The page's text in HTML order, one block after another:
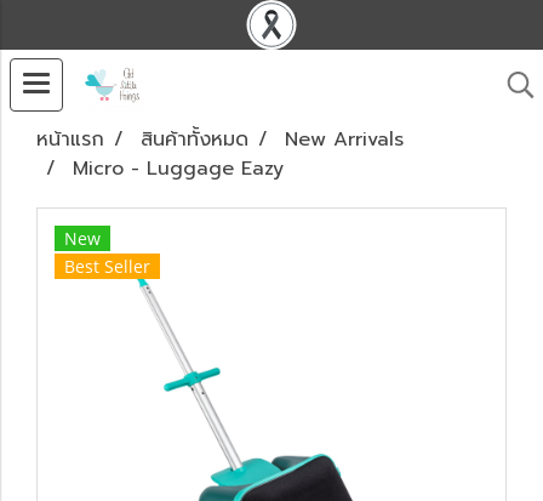
หน้าแรก สินค้าทั้งหมด
New Arrivals
Micro - Luggage Eazy
New
Best Seller